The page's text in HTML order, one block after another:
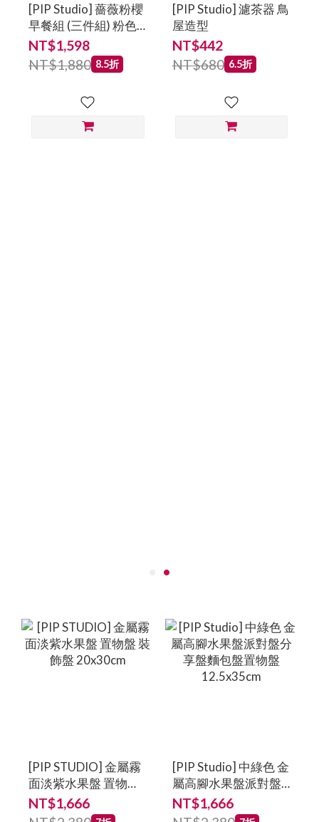
[PIP Studio] 薔薇粉櫻
早餐組 (三件組) 粉色
Jolie Dots Gold
Pink（禮盒附盒子）
NT$1,598
NT$1,880 8.5折
[PIP Studio] 濾茶器 鳥
屋造型
NT$442
NT$680 6.5折
[PIP STUDIO] 金屬霧
面淡紫水果盤 置物盤
裝飾盤 20x30cm
NT$1,666
[PIP Studio] 中綠色 金
屬高腳水果盤派對盤
分享盤麵包盤置物盤
12.5x35cm
NT$1,666